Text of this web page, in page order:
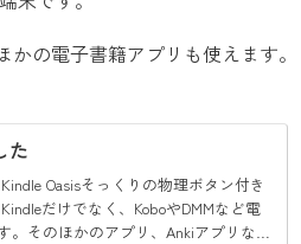
の電子書籍アプリも使えます。
た
Oasisそっくりの物理ボタン付き
だけでなく、KoboやDMMなど電
。そのほかのアプリ、Ankiアプリな